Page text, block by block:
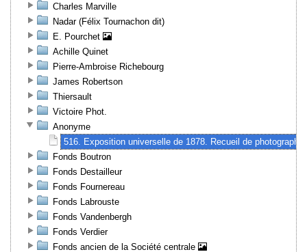
Charles Marville
Nadar (Félix Tournachon dit)
E. Pourchet
Achille Quinet
Pierre-Ambroise Richebourg
James Robertson
Thiersault
Victoire Phot.
Anonyme
516. Exposition universelle de 1878. Recueil de
Fonds Boutron
Fonds Destailleur
Fonds Fournereau
Fonds Labrouste
Fonds Vandenbergh
Fonds Verdier
Fonds ancien de la Société centrale